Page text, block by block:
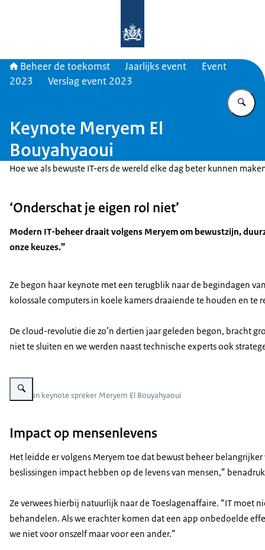
Beheer de toekomst Jaarlijks event
Event
2023
Verslag event 2023
Keynote Meryem El
Bouyahyaoui
Hoe we als bewuste IT-ers de wereld elke dag beter kunnen
‘Onderschat je eigen rol niet’
Modern IT-beheer draait volgens Meryem om bewustzijn,
onze keuzes.”
Ze begon haar keynote met een terugblik naar de begindagen
kolossale computers in koele kamers draaiende te houden en te
De cloud-revolutie die zo’n dertien jaar geleden begon, bracht
niet te sluiten en we werden naast technische experts ook
Vergroot afbeelding Foto van keynote spreker Meryem El Bouyahyaoui
Foto van keynote spreker Meryem El Bouyahyaoui
Impact op mensenlevens
Het leidde er volgens Meryem toe dat bewust beheer
beslissingen impact hebben op de levens van mensen,”
Ze verwees hierbij natuurlijk naar de Toeslagenaffaire. “IT
behandelen. Als we erachter komen dat een app onbedoelde
we niet voor onszelf maar voor een ander.”